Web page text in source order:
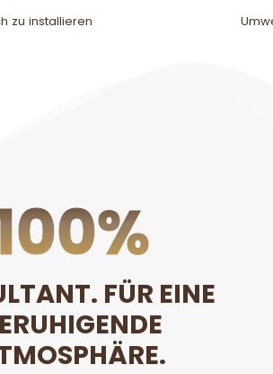
zu installieren
%
FÜR EINE